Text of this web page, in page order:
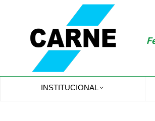
INSTITUCIONAL